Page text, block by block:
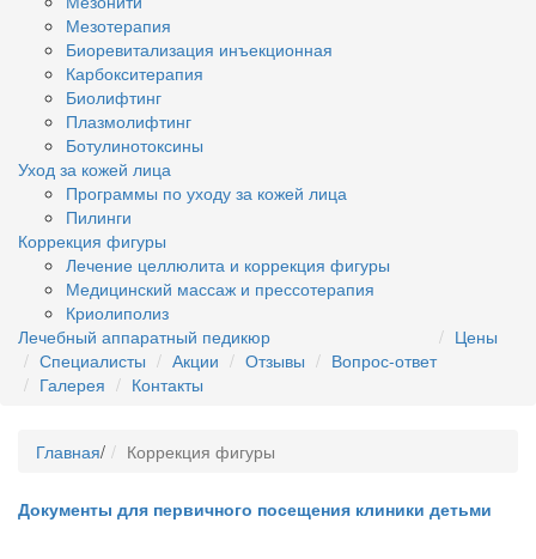
Мезотерапия
Биоревитализация инъекционная
Карбокситерапия
Биолифтинг
Плазмолифтинг
Ботулинотоксины
Уход за кожей лица
Программы по уходу за кожей лица
Пилинги
Коррекция фигуры
Лечение целлюлита и коррекция фигуры
Медицинский массаж и прессотерапия
Криолиполиз
Лечебный аппаратный педикюр
Цены
Специалисты
Акции Отзывы
Вопрос-ответ
Галерея
Контакты
Главная/ Коррекция фигуры
Документы для первичного посещения клиники детьми